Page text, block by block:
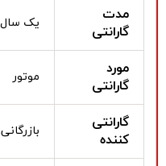
مدت
گارانتی
یک سال
مورد
گارانتی
موتور
گارانتی
کننده